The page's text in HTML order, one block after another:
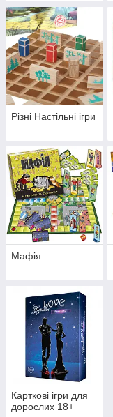
Різні Настільні ігри
Мафія
Карткові ігри для
дорослих 18+